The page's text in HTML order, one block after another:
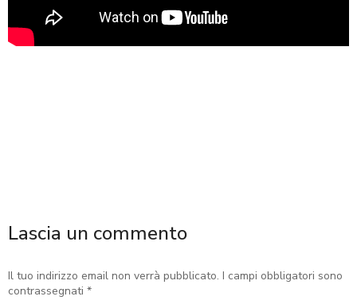
Lascia un commento
Il tuo indirizzo email non verrà pubblicato. I campi obbligatori sono
contrassegnati *